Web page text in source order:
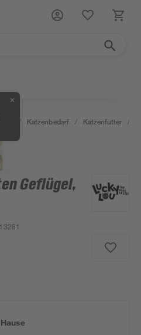
✕
/ Katzenbedarf / Katzenfutter /
Geflügel,